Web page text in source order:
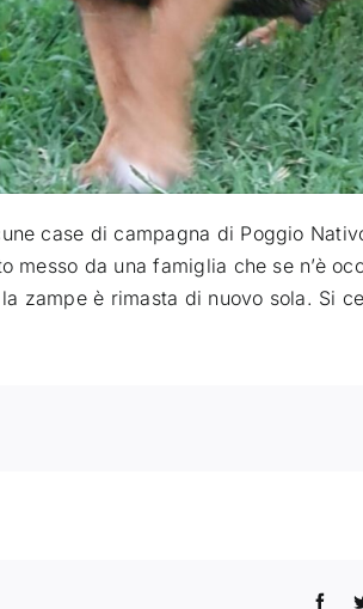
case di campagna di Poggio
messo da una famiglia che se n’è
zampe è rimasta di nuovo sola. Si